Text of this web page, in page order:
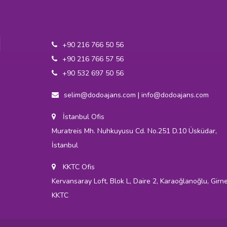
+90 216 766 50 56
+90 216 766 57 56
+90 532 697 50 56
selim@dodoajans.com | info@dodoajans.com
İstanbul Ofis
Muratreis Mh. Nuhkuyusu Cd. No.251 D.10 Üsküdar,
İstanbul
KKTC Ofis
Kervansaray Loft, Blok L, Daire 2, Karaoğlanoğlu,
KKTC